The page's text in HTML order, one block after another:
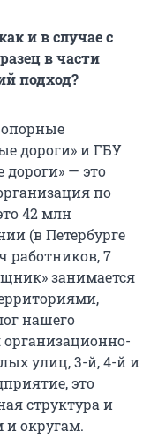
и в случае с
в части
подход?
опорные
дороги» и ГБУ
— это
по
42 млн
(в Петербурге
работников, 7
занимается
нашего
улиц, 3-й, 4-й и
это
структура и
и округам.